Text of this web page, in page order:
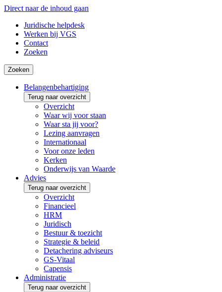
Direct naar de inhoud gaan
Juridische helpdesk
Werken bij VGS
Contact
Zoeken
Zoeken
Belangenbehartiging
Terug naar overzicht
Overzicht
Waar wij voor staan
Waar sta jij voor?
Lezing aanvragen
Internationaal
Voor onze leden
Kerken
Onderwijs van Waarde
Advies
Terug naar overzicht
Overzicht
Financieel
HRM
Juridisch
Bestuur & toezicht
Strategie & beleid
Detachering adviseurs
GS-Vitaal
Capensis
Administratie
Terug naar overzicht